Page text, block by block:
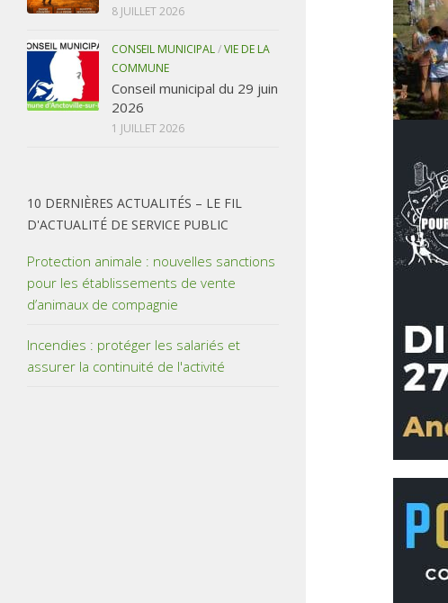
8 JUILLET 2026
CONSEIL MUNICIPAL/VIE DE LA
COMMUNE
Conseil municipal du 29 juin
2026
1 JUILLET 2026
10 DERNIÈRES ACTUALITÉS – LE FIL
D'ACTUALITÉ DE SERVICE PUBLIC
Protection animale : nouvelles sanctions
pour les établissements de vente
d’animaux de compagnie
Incendies : protéger les salariés et
assurer la continuité de l'activité